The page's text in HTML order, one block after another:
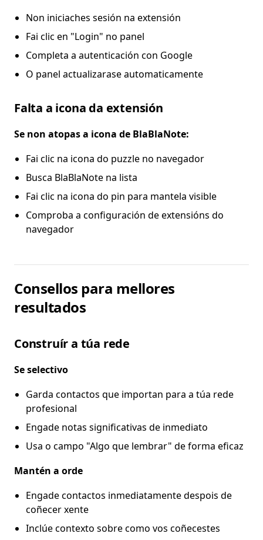
Non iniciaches sesión na extensión
Fai clic en "Login" no panel
Completa a autenticación con Google
O panel actualizarase automaticamente
Falta a icona da extensión
Se non atopas a icona de BlaBlaNote:
Fai clic na icona do puzzle no navegador
Busca BlaBlaNote na lista
Fai clic na icona do pin para mantela visible
Comproba a configuración de extensións do
navegador
Consellos para mellores
resultados
Construír a túa rede
Se selectivo
Garda contactos que importan para a túa rede
profesional
Engade notas significativas de inmediato
Usa o campo "Algo que lembrar" de forma eficaz
Mantén a orde
Engade contactos inmediatamente despois de
coñecer xente
Inclúe contexto sobre como vos coñecestes